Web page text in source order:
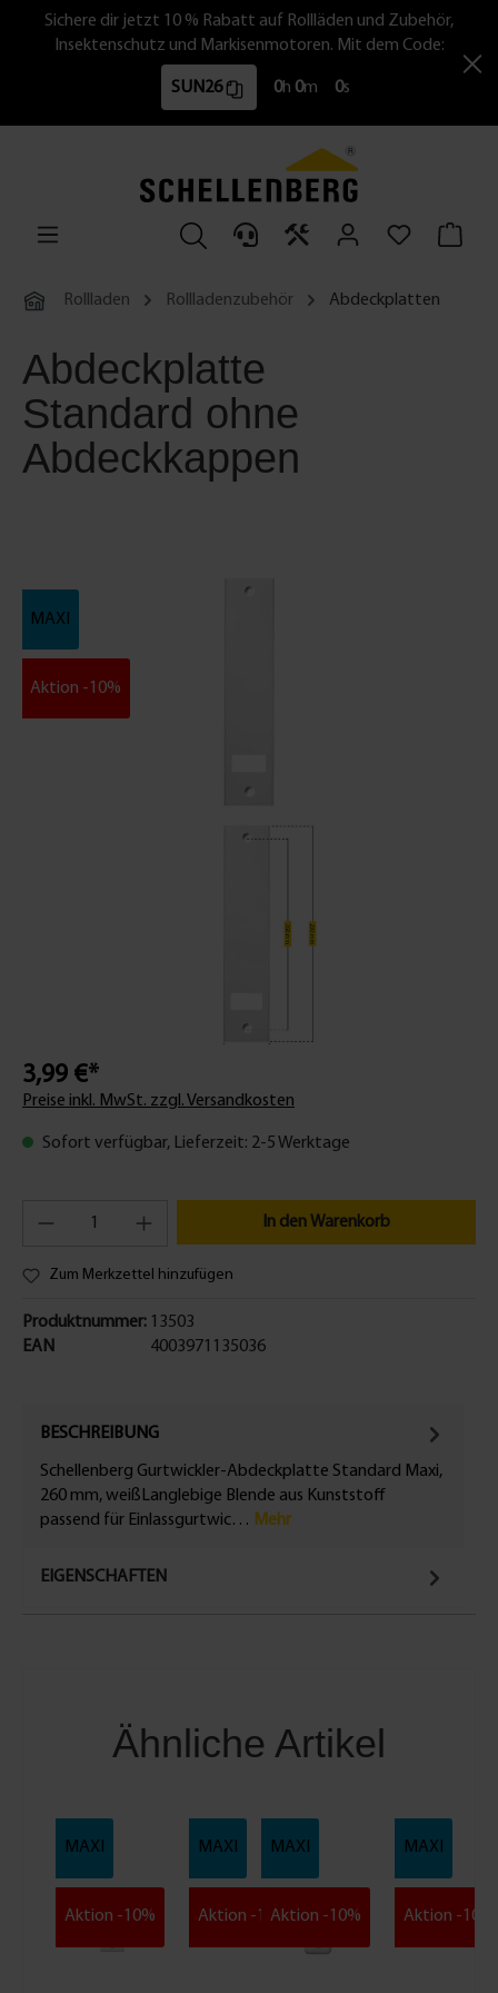
Sichere dir jetzt 10 % Rabatt auf Rollläden und Zubehör,
Insektenschutz und Markisenmotoren. Mit dem Code:
SUN26 0h 0m 0s
Rollladen Rollladenzubehör Abdeckplatten
Abdeckplatte
Standard ohne
Abdeckkappen
MAXI
Aktion -10%
3,99 €*
Preise inkl. MwSt. zzgl. Versandkosten
Sofort verfügbar, Lieferzeit: 2-5 Werktage
In den Warenkorb
Zum Merkzettel hinzufügen
Produktnummer:
EAN
13503
4003971135036
BESCHREIBUNG
Schellenberg Gurtwickler-Abdeckplatte Standard Maxi,
260 mm, weißLanglebige Blende aus Kunststoff
passend für Einlassgurtwic… Mehr
EIGENSCHAFTEN
Ähnliche Artikel
MAXI
Aktion -10%
MAXI
Aktion -10%
MAXI
Aktion -10%
MAXI
Aktion -10%